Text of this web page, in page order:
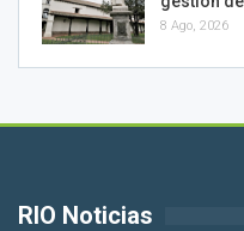
8 Ago, 2026
RIO Noticias